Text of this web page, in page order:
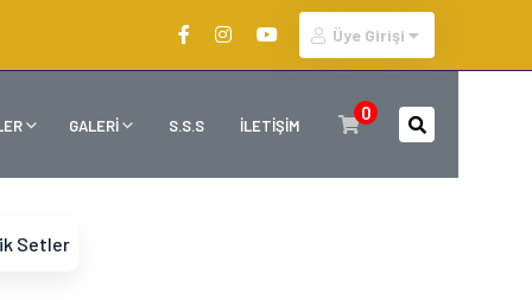
Üye Girişi
GALERİ S.S.S İLETİŞİM
0
Setler